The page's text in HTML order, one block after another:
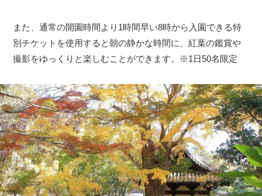
また、通常の開園時間より1時間早い8時から入園できる特
別チケットを使用すると朝の静かな時間に、紅葉の鑑賞や
撮影をゆっくりと楽しむことができます。※1日50名限定